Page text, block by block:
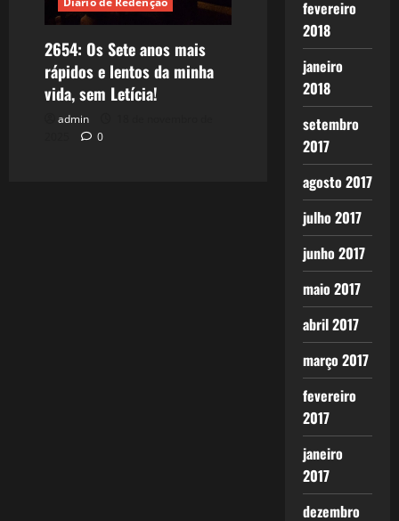
2654: Os Sete anos mais
rápidos e lentos da minha
vida, sem Letícia!
admin
0
fevereiro
2018
janeiro
2018
setembro
2017
agosto 2017
julho 2017
junho 2017
maio 2017
abril 2017
março 2017
fevereiro
2017
janeiro
2017
dezembro